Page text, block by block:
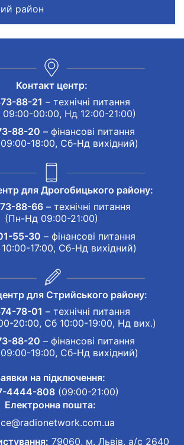
район
Контакт центр:
88-21 – технічні питання
00:00, Нд 12:00-21:00)
88-20 – фінансові питання
18:00, Сб-Нд вихідний)
для Дрогобицького району:
88-66 – технічні питання
(Пн-Нд 09:00-21:00)
55-30 – фінансові питання
17:00, Сб-Нд вихідний)
для Стрийського району:
78-01 – технічні питання
20:00, Сб 10:00-19:00, Нд вих.)
88-20 – фінансові питання
19:00, Сб-Нд вихідний)
на підключення:
4444-808 (09:00-21:00)
Електронна пошта:
79060, м. Львів, а/с 2640